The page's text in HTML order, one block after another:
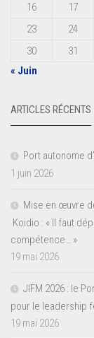
16
17
23
24
30
31
« Juin
ARTICLES RÉCENTS
Port autonome
1 juin 2026
Mise en œuvre
Koidio : « Il faut
compétence… »
19 mai 2026
JIFM 2026 : le
pour le leadership
19 mai 2026